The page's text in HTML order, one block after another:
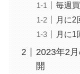
毎週
月に2
月に1
2023年2
開